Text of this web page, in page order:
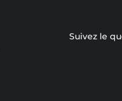
Suivez le